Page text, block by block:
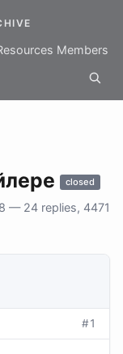
Members
closed
— 24 replies, 4471
#1